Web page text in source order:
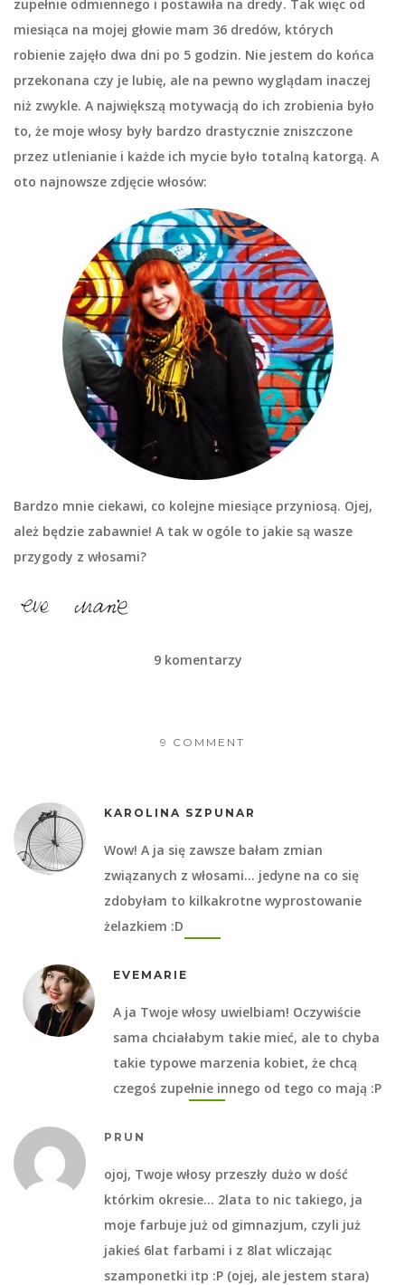
zupełnie odmiennego i postawiła na dredy. Tak więc od
miesiąca na mojej głowie mam 36 dredów, których
robienie zajęło dwa dni po 5 godzin. Nie jestem do końca
przekonana czy je lubię, ale na pewno wyglądam inaczej
niż zwykle. A największą motywacją do ich zrobienia było
to, że moje włosy były bardzo drastycznie zniszczone
przez utlenianie i każde ich mycie było totalną katorgą. A
oto najnowsze zdjęcie włosów:
Bardzo mnie ciekawi, co kolejne miesiące przyniosą. Ojej,
ależ będzie zabawnie! A tak w ogóle to jakie są wasze
przygody z włosami?
9 komentarzy
9 COMMENT
KAROLINA SZPUNAR
Wow! A ja się zawsze bałam zmian
związanych z włosami… jedyne na co się
zdobyłam to kilkakrotne wyprostowanie
żelazkiem :D
EVEMARIE
A ja Twoje włosy uwielbiam! Oczywiście
sama chciałabym takie mieć, ale to chyba
takie typowe marzenia kobiet, że chcą
czegoś zupełnie innego od tego co mają :P
PRUN
ojoj, Twoje włosy przeszły dużo w dość
którkim okresie… 2lata to nic takiego, ja
moje farbuje już od gimnazjum, czyli już
jakieś 6lat farbami i z 8lat wliczając
szamponetki itp :P (ojej, ale jestem stara)